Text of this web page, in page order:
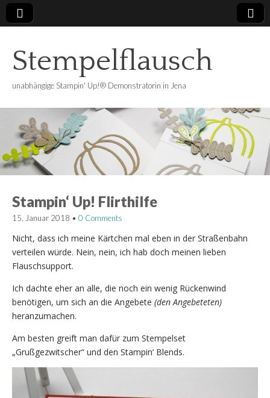
Stempelflausch
unabhängige Stampin' Up!® Demonstratorin in Jena
Stampin‘ Up! Flirthilfe
15. Januar 2018 • 0 Comments
Nicht, dass ich meine Kärtchen mal eben in der Straßenbahn
verteilen würde. Nein, nein, ich hab doch meinen lieben
Flauschsupport.
Ich dachte eher an alle, die noch ein wenig Rückenwind
benötigen, um sich an die Angebete (den Angebeteten)
heranzumachen.
Am besten greift man dafür zum Stempelset
„Grußgezwitscher“ und den Stampin‘ Blends.